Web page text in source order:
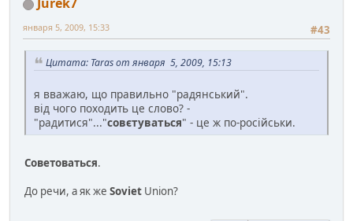
Jurek7
#43
января 5, 2009, 15:33
Цитата: Taras от января 5, 2009, 15:13
я вважаю, що правильно "радянський".
від чого походить це слово? -
"радитися"..."совєтуваться" - це ж по-російськи.
Советоваться.
До речи, а як же Soviet Union?